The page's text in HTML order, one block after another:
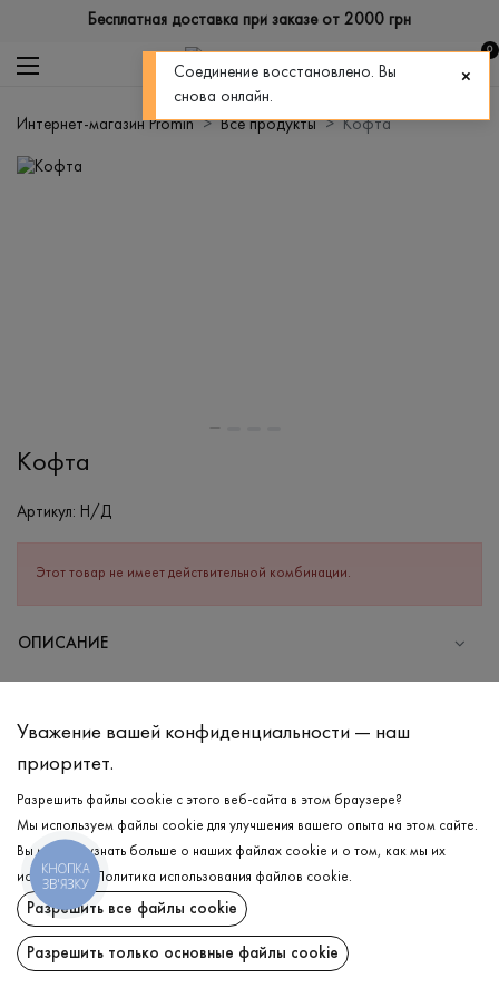
Бесплатная доставка при заказе от 2000 грн
0
Интернет-магазин Promin Все продукты Кофта
Кофта
Артикул: Н/Д
Этот товар не имеет действительной комбинации.
ОПИСАНИЕ
УХОД
Стирка в холодной воде (до 30 °C)
Отбеливание запрещено
Гладить при средней температуре
Щадный отжим и сушка
Щадящая химчистка
ДОСТАВКА
ВОЗВРАТ
Уважение вашей конфиденциальности — наш
приоритет.
Разрешить файлы cookie с этого веб-сайта в этом браузере?
Мы используем файлы cookie для улучшения вашего опыта на этом сайте.
Вы можете узнать больше о наших файлах cookie и о том, как мы их
используем.
Политика использования файлов cookie.
Разрешить все файлы cookie
Разрешить только основные файлы cookie
КНОПКА
ЗВ'ЯЗКУ
Соединение восстановлено. Вы
снова онлайн.